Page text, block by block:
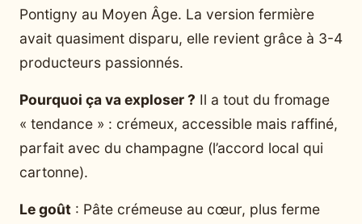
Pontigny au Moyen Âge. La version fermière
avait quasiment disparu, elle revient grâce à 3-4
producteurs passionnés.
Pourquoi ça va exploser ? Il a tout du fromage
« tendance » : crémeux, accessible mais raffiné,
parfait avec du champagne (l’accord local qui
cartonne).
Le goût : Pâte crémeuse au cœur, plus ferme